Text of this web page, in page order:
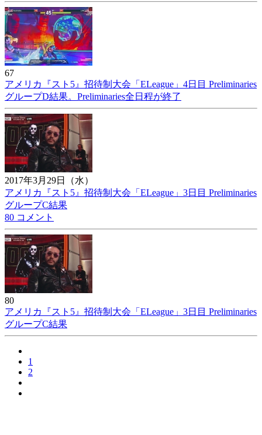
67
アメリカ『スト5』招待制大会「ELeague」4日目 Preliminaries
グループD結果。Preliminaries全日程が終了
2017年3月29日（水）
アメリカ『スト5』招待制大会「ELeague」3日目 Preliminaries
グループC結果
80 コメント
80
アメリカ『スト5』招待制大会「ELeague」3日目 Preliminaries
グループC結果
1
2